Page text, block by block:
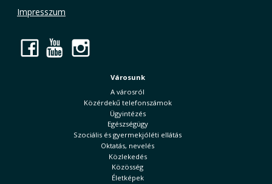
Impresszum
Facebook
YouTube
Városunk
A városról
Közérdekű telefonszámok
Ügyintézés
Egészségügy
Szociális és gyermekjóléti ellátás
Oktatás, nevelés
Közlekedés
Közösség
Életképek